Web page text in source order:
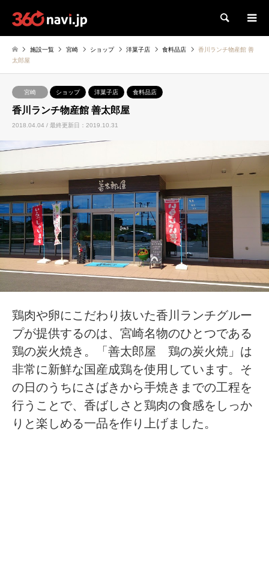
検索
施設一覧 宮崎 ショップ 洋菓子店 食料品店
香川ランチ物産館 善
太郎屋
宮崎 ショップ 洋菓子店 食料品店
香川ランチ物産館 善太郎屋
2018.04.04 / 最終更新日：2019.10.31
鶏肉や卵にこだわり抜いた香川ランチグルー
プが提供するのは、宮崎名物のひとつである
鶏の炭火焼き。「善太郎屋 鶏の炭火焼」は
非常に新鮮な国産成鶏を使用しています。そ
の日のうちにさばきから手焼きまでの工程を
行うことで、香ばしさと鶏肉の食感をしっか
りと楽しめる一品を作り上げました。